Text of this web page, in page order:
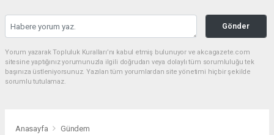
Gönder
Yorum yazarak Topluluk Kuralları’nı kabul etmiş bulunuyor ve akcagazete.com
sitesine yaptığınız yorumunuzla ilgili doğrudan veya dolaylı tüm sorumluluğu tek
başınıza üstleniyorsunuz. Yazılan tüm yorumlardan site yönetimi hiçbir şekilde
sorumlu tutulamaz.
Anasayfa Gündem